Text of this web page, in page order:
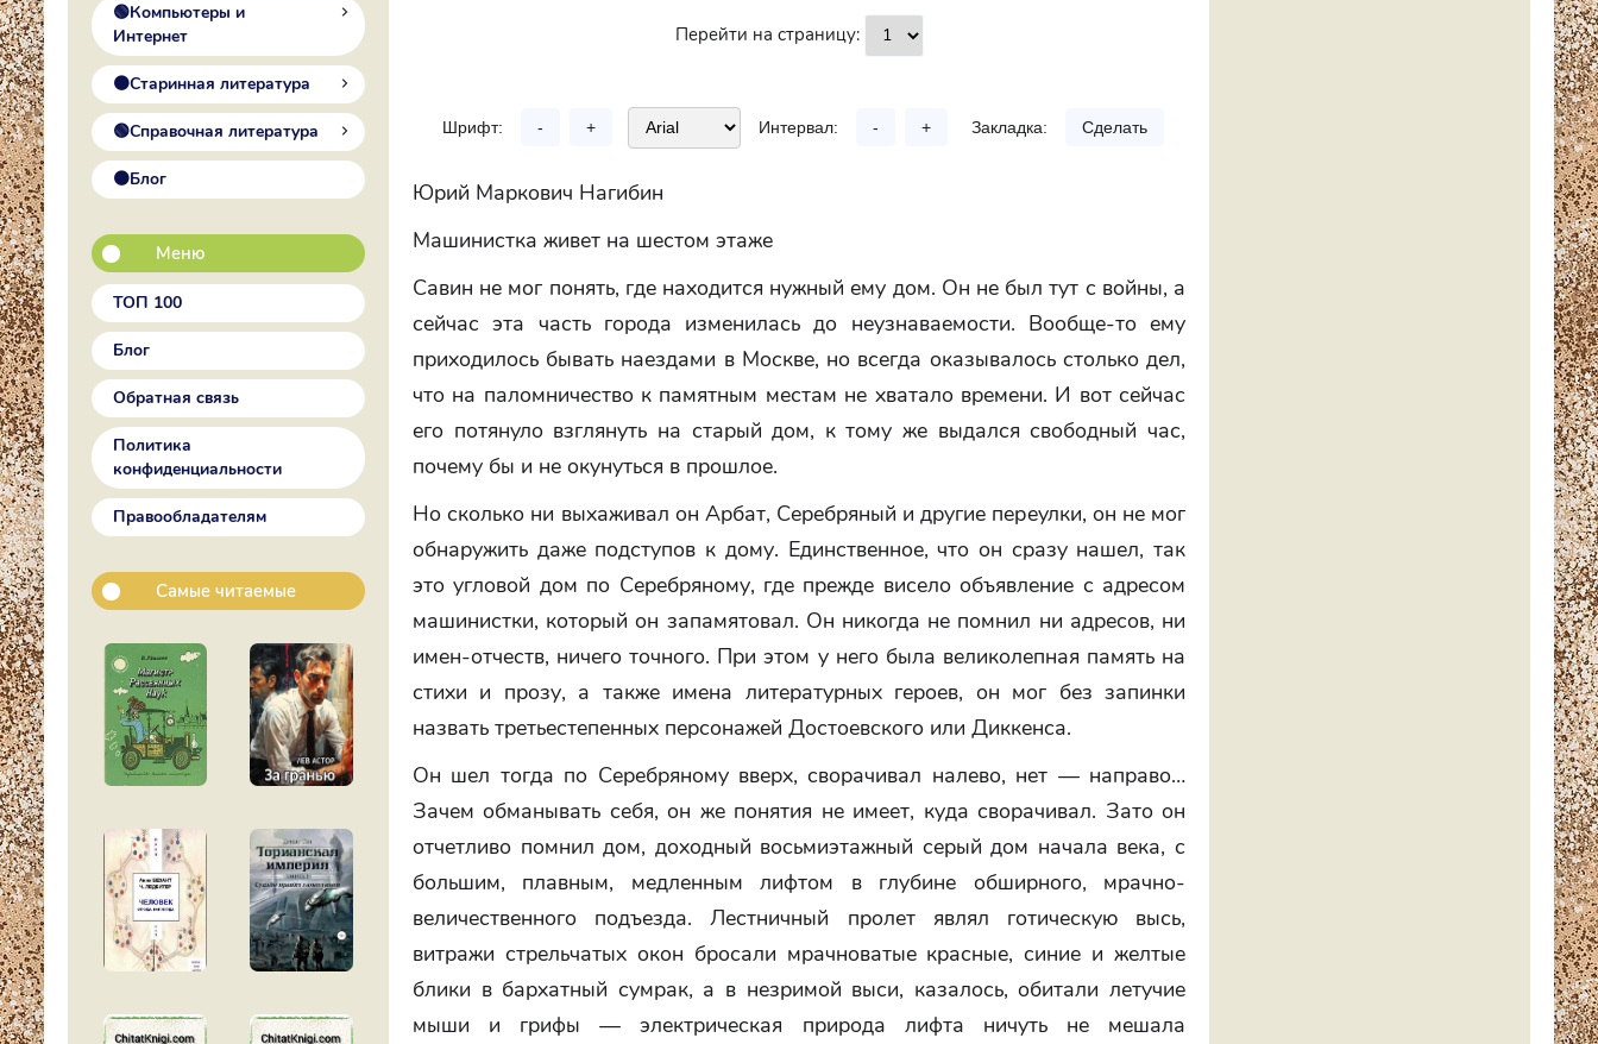
🟢Компьютеры и
Интернет
🟠Старинная литература
🟢Справочная литература
🟠Блог
Меню
ТОП 100
Блог
Обратная связь
Политика
конфиденциальности
Правообладателям
Самые читаемые
Перейти на страницу:
Шрифт: - + Интервал: - + Закладка: Сделать
Юрий Маркович Нагибин
Машинистка живет на шестом этаже
Савин не мог понять, где находится нужный ему дом. Он не был тут с войны, а
сейчас эта часть города изменилась до неузнаваемости. Вообще-то ему
приходилось бывать наездами в Москве, но всегда оказывалось столько дел,
что на паломничество к памятным местам не хватало времени. И вот сейчас
его потянуло взглянуть на старый дом, к тому же выдался свободный час,
почему бы и не окунуться в прошлое.
Но сколько ни выхаживал он Арбат, Серебряный и другие переулки, он не мог
обнаружить даже подступов к дому. Единственное, что он сразу нашел, так
это угловой дом по Серебряному, где прежде висело объявление с адресом
машинистки, который он запамятовал. Он никогда не помнил ни адресов, ни
имен-отчеств, ничего точного. При этом у него была великолепная память на
стихи и прозу, а также имена литературных героев, он мог без запинки
назвать третьестепенных персонажей Достоевского или Диккенса.
Он шел тогда по Серебряному вверх, сворачивал налево, нет — направо…
Зачем обманывать себя, он же понятия не имеет, куда сворачивал. Зато он
отчетливо помнил дом, доходный восьмиэтажный серый дом начала века, с
большим, плавным, медленным лифтом в глубине обширного, мрачно-
величественного подъезда. Лестничный пролет являл готическую высь,
витражи стрельчатых окон бросали мрачноватые красные, синие и желтые
блики в бархатный сумрак, а в незримой выси, казалось, обитали летучие
мыши и грифы — электрическая природа лифта ничуть не мешала